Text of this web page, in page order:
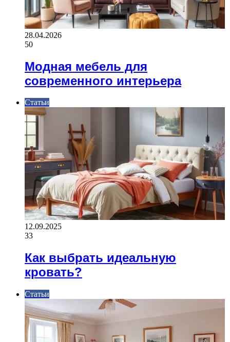
28.04.2026
50
Модная мебель для
современного интерьера
Статьи
12.09.2025
33
Как выбрать идеальную
кровать?
Статьи